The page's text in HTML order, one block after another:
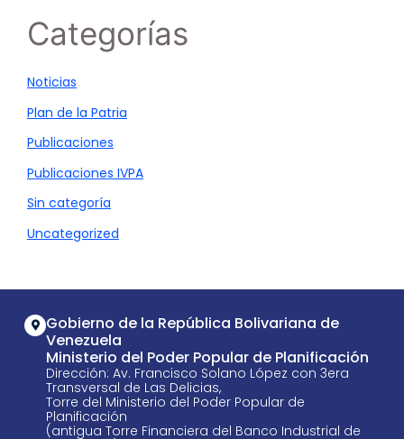
Categorías
Noticias
Plan de la Patria
Publicaciones
Publicaciones IVPA
Sin categoría
Uncategorized
Gobierno de la República Bolivariana de
Venezuela
Ministerio del Poder Popular de Planificación
Dirección: Av. Francisco Solano López con 3era
Transversal de Las Delicias,
Torre del Ministerio del Poder Popular de
Planificación
(antigua Torre Financiera del Banco Industrial de